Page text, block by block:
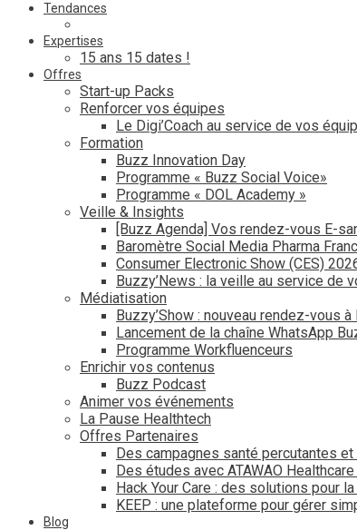
Tendances
Expertises
15 ans 15 dates !
Offres
Start-up Packs
Renforcer vos équipes
Le Digi’Coach au service de vos
Formation
Buzz Innovation Day
Programme « Buzz Social Voice»
Programme « DOL Academy »
Veille & Insights
[Buzz Agenda] Vos rendez-vous E-
Baromètre Social Media Pharma
Consumer Electronic Show (CES)
Buzzy’News : la veille au service de
Médiatisation
Buzzy’Show : nouveau rendez-vous
Lancement de la chaîne WhatsApp
Programme Workfluenceurs
Enrichir vos contenus
Buzz Podcast
Animer vos événements
La Pause Healthtech
Offres Partenaires
Des campagnes santé percutantes
Des études avec ATAWAO
Hack Your Care : des solutions pour
KEEP : une plateforme pour gérer
Blog